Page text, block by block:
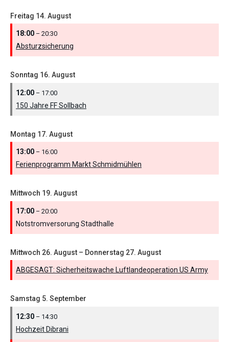
Freitag 14. August
18:00 – 20:30
Absturzsicherung
Sonntag 16. August
12:00 – 17:00
150 Jahre FF Sollbach
Montag 17. August
13:00 – 16:00
Ferienprogramm Markt Schmidmühlen
Mittwoch 19. August
17:00 – 20:00
Notstromversorung Stadthalle
Mittwoch 26. August – Donnerstag 27. August
ABGESAGT: Sicherheitswache Luftlandeoperation US Army
Samstag 5. September
12:30 – 14:30
Hochzeit Dibrani